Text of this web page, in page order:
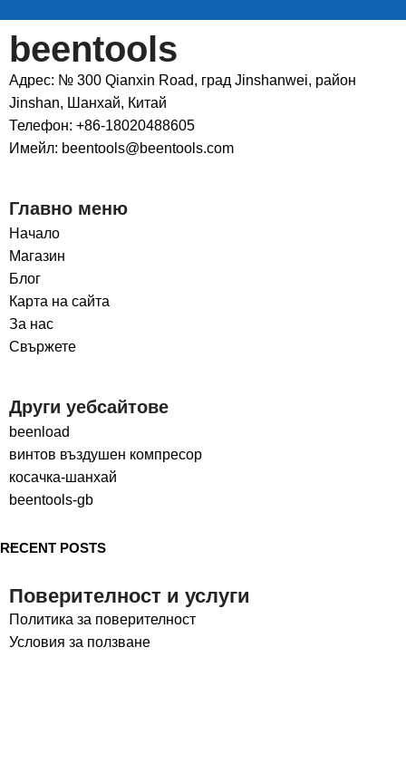
beentools
Адрес: № 300 Qianxin Road, град Jinshanwei, район
Jinshan, Шанхай, Китай
Телефон: +86-18020488605
Имейл: beentools@beentools.com
Главно меню
Начало
Магазин
Блог
Карта на сайта
За нас
Свържете
Други уебсайтове
beenload
винтов въздушен компресор
косачка-шанхай
beentools-gb
RECENT POSTS
Поверителност и услуги
Политика за поверителност
Условия за ползване